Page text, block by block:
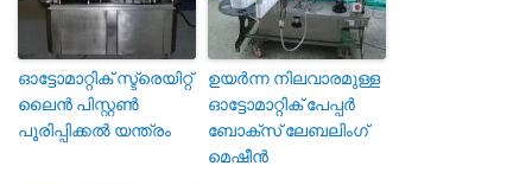
ഓട്ടോമാറ്റിക് സ്ട്രെയിറ്റ്
ലൈൻ പിസ്റ്റൺ
പൂരിപ്പിക്കൽ യന്ത്രം
ഉയർന്ന നിലവാരമുള്ള
ഓട്ടോമാറ്റിക് പേപ്പർ
ബോക്സ് ലേബലിംഗ്
മെഷീൻ